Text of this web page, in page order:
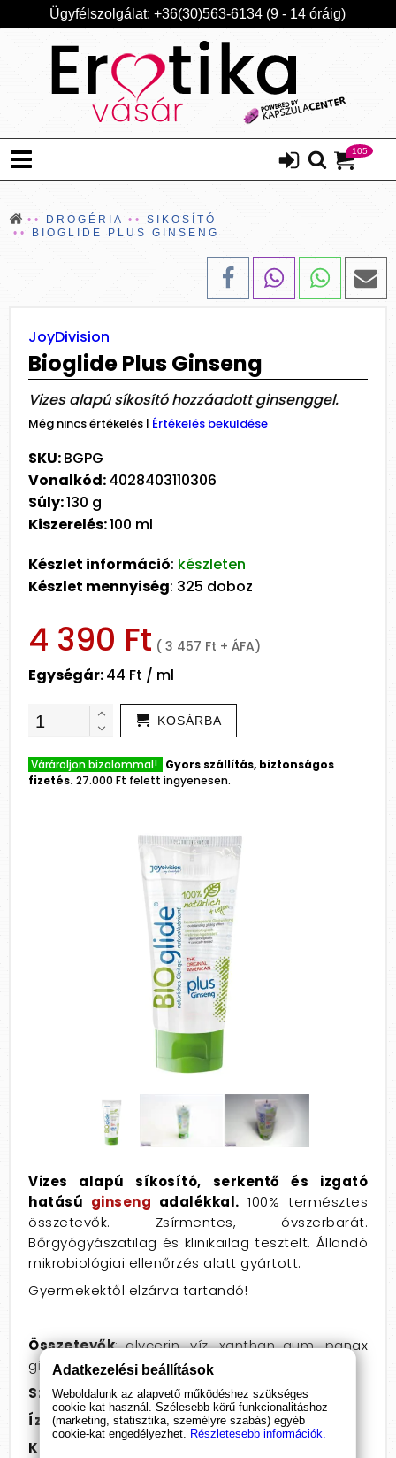
Ügyfélszolgálat: +36(30)563-6134 (9 - 14 óráig)
105
DROGÉRIA
SIKOSÍTÓ
BIOGLIDE PLUS GINSENG
JoyDivision
Bioglide Plus Ginseng
Vizes alapú síkosító hozzáadott ginsenggel.
Még nincs értékelés | Értékelés beküldése
SKU:BGPG
Vonalkód:4028403110306
Súly:130 g
Kiszerelés:100 ml
Készlet információ: készleten
Készlet mennyiség: 325 doboz
4 390 Ft ( 3 457 Ft + ÁFA)
Egységár:44 Ft / ml
KOSÁRBA
Várároljon bizalommal! Gyors szállítás, biztonságos
fizetés. 27.000 Ft felett ingyenesen.
Vizes alapú síkosító, serkentő és izgató
hatású ginseng adalékkal. 100% természtes
összetevők. Zsírmentes, óvszerbarát.
Bőrgyógyászatilag és klinikailag tesztelt. Állandó
mikrobiológiai ellenőrzés alatt gyártott.
Gyermekektől elzárva tartandó!
Összetevők: glycerin, víz, xanthan gum, panax
ginseng.
Származási hely: Németország
Ízesítés:natúr
Kiszerelés
Adatkezelési beállítások
Weboldalunk az alapvető működéshez szükséges
cookie-kat használ. Szélesebb körű funkcionalitáshoz
(marketing, statisztika, személyre szabás) egyéb
cookie-kat engedélyezhet. Részletesebb információk.